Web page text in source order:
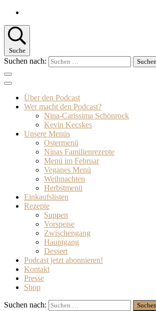
Suche
Suchen nach:
Über den Podcast
Wer macht den Podcast?
Nina-Carissima Schönrock
Kevin Kecskes
Unsere Menüs
Ostermenü
Ninas Familienrezepte
Menü im Februar
Veganes Menü
Weihnachten
Herbstmenü
Einkaufslisten
Rezepte
Suppen
Vorspeise
Zwischengang
Hauptgang
Dessert
Podcast jetzt abonnieren!
Kontakt
Presse
Shop
Suchen nach: